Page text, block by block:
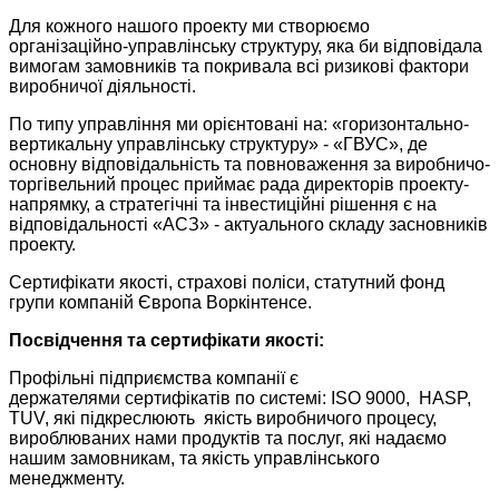
Для кожного нашого проекту ми створюємо
організаційно-управлінську структуру, яка би відповідала
вимогам замовників та покривала всі ризикові фактори
виробничої діяльності.
По типу управління ми орієнтовані на: «горизонтально-
вертикальну управлінську структуру» - «ГВУС», де
основну відповідальність та повноваження за виробничо-
торгівельний процес приймає рада директорів проекту-
напрямку, а стратегічні та інвестиційні рішення є на
відповідальності «АСЗ» - актуального складу засновників
проекту.
Сертифікати якості, страхові поліси, статутний фонд
групи компаній Європа Воркінтенсе.
Посвідчення та сертифікати якості:
Профільні підприємства компанії є
держателями сертифікатів по системі: ISO 9000, HASP,
TUV, які підкреслюють якість виробничого процесу,
вироблюваних нами продуктів та послуг, які надаємо
нашим замовникам, та якість управлінського
менеджменту.